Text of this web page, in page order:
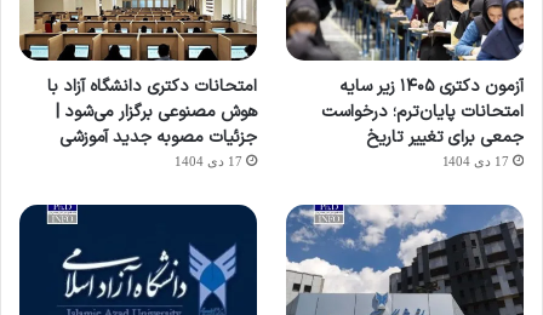
آزمون دکتری ۱۴۰۵ زیر سایه
امتحانات پایان‌ترم؛ درخواست
جمعی برای تغییر تاریخ
17 دی 1404
امتحانات دکتری دانشگاه آزاد با
هوش مصنوعی برگزار می‌شود |
جزئیات مصوبه جدید آموزشی
17 دی 1404